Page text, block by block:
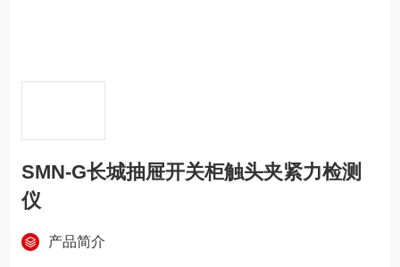
SMN-G长城抽屉开关柜触头夹紧力检测
仪
产品简介